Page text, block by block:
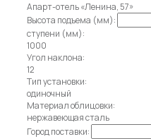
Апарт-отель «Ленина, 57»
Высота подъема (мм):
ступени (мм):
1000
Угол наклона:
12
Тип установки:
одиночный
Материал облицовки:
нержавеющая сталь
Город поставки: